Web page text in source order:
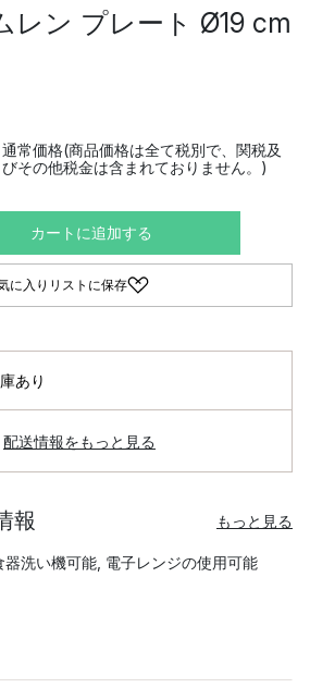
レン プレート Ø19 cm
通常価格(商品価格は全て税別で、関税及
びその他税金は含まれておりません。)
カートに追加する
に入りリストに保存
あり
配送情報をもっと見る
報 もっと見る
洗い機可能, 電子レンジの使用可能